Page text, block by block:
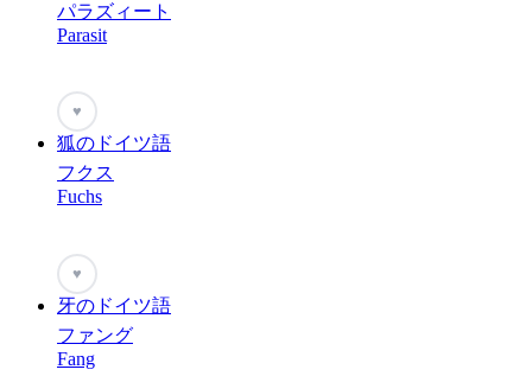
パラズィート
Parasit
♥
狐のドイツ語
フクス
Fuchs
♥
牙のドイツ語
ファング
Fang